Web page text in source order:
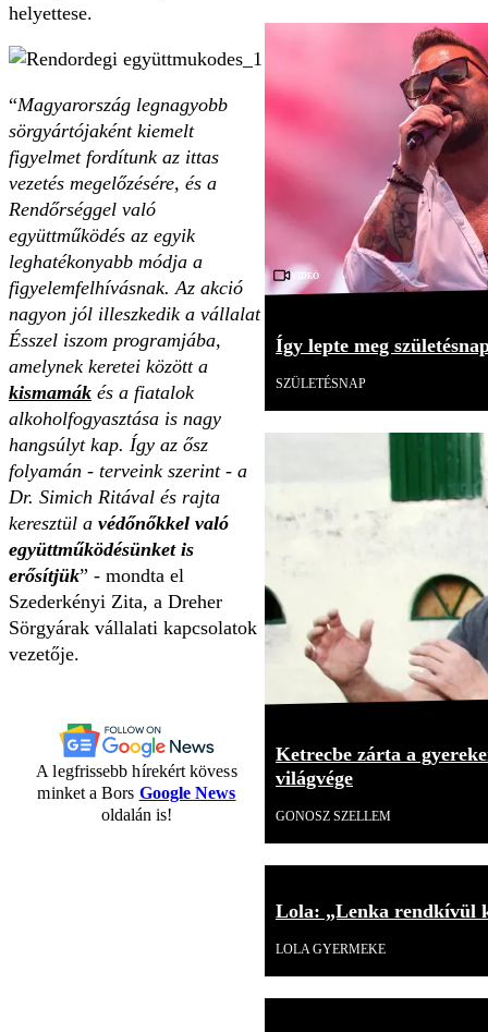
helyettese.
“Magyarország legnagyobb
sörgyártójaként kiemelt
figyelmet fordítunk az ittas
vezetés megelőzésére, és a
Rendőrséggel való
együttműködés az egyik
leghatékonyabb módja a
figyelemfelhívásnak. Az akció
nagyon jól illeszkedik a vállalat
Ésszel iszom programjába,
amelynek keretei között a
kismamák és a fiatalok
alkoholfogyasztása is nagy
hangsúlyt kap. Így az ősz
folyamán - terveink szerint - a
Dr. Simich Ritával és rajta
keresztül a védőnőkkel való
együttműködésünket is
erősítjük” - mondta el
Szederkényi Zita, a Dreher
Sörgyárak vállalati kapcsolatok
vezetője.
A legfrissebb hírekért kövess
minket a Bors Google News
oldalán is!
Videó
Így lepte meg
SZÜLETÉSNAP
Ketrecbe zárta a
világvége
GONOSZ SZELLEM
Lola: „Lenka rendkívül
LOLA GYERMEKE